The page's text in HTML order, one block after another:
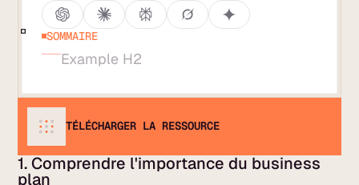
SOMMAIRE
Example H2
TÉLÉCHARGER LA RESSOURCE
1. Comprendre l'importance du business
plan